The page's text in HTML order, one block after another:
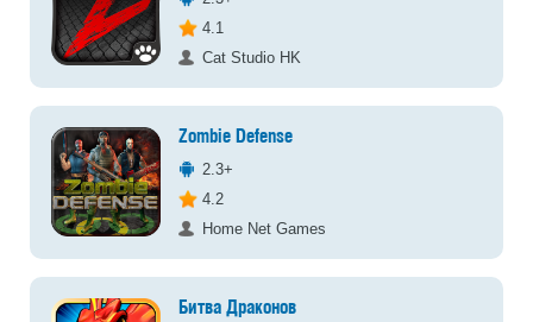
4.1
Cat Studio HK
Zombie Defense
2.3+
4.2
Home Net Games
Битва Драконов